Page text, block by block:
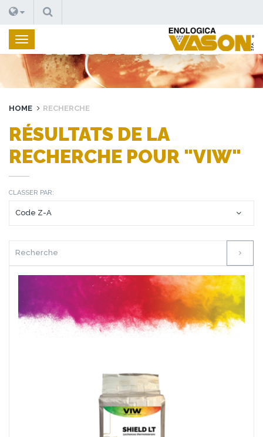
RECHERCHE
RECHERCHE
HOME RECHERCHE
RÉSULTATS DE LA
RECHERCHE POUR "VIW"
CLASSER PAR: